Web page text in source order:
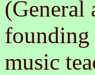
(General
founding
music